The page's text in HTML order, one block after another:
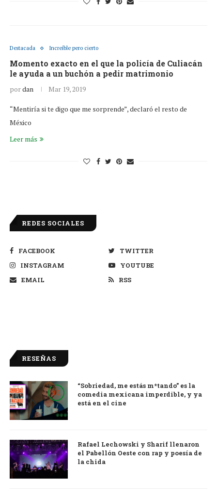
Destacada Increíble pero cierto
Momento exacto en el que la policía de Culiacán
le ayuda a un buchón a pedir matrimonio
pordan Mar 19, 2019
“Mentiría si te digo que me sorprende”, declaró el resto de
México
Leer más
REDES SOCIALES
FACEBOOK
TWITTER
INSTAGRAM
YOUTUBE
EMAIL
RSS
RESEÑAS
9.0
“Sobriedad, me estás m*tando” es la
comedia mexicana imperdible, y ya
está en el cine
Rafael Lechowski y Sharif llenaron
el Pabellón Oeste con rap y poesía de
la chida